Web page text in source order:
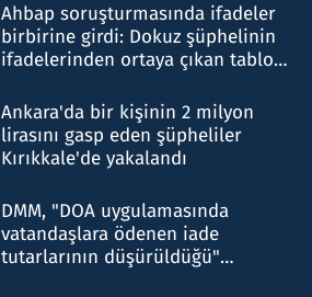
Ahbap soruşturmasında ifadeler
birbirine girdi: Dokuz şüphelinin
ifadelerinden ortaya çıkan tablo
Ankara'da bir kişinin 2 milyon
lirasını gasp eden şüpheliler
Kırıkkale'de yakalandı
DMM, "DOA uygulamasında
vatandaşlara ödenen iade
tutarlarının düşürüldüğü"